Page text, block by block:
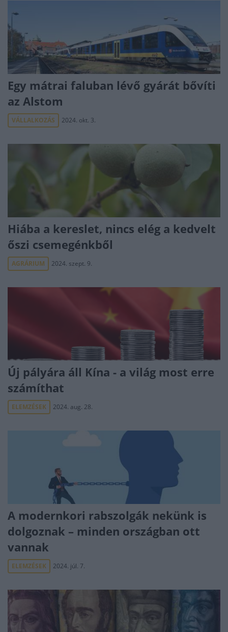
Egy mátrai faluban lévő gyárát bővíti
az Alstom
VÁLLALKOZÁS 2024. okt. 3.
Hiába a kereslet, nincs elég a kedvelt
őszi csemegénkből
AGRÁRIUM 2024. szept. 9.
Új pályára áll Kína - a világ most erre
számíthat
ELEMZÉSEK 2024. aug. 28.
A modernkori rabszolgák nekünk is
dolgoznak – minden országban ott
vannak
ELEMZÉSEK 2024. júl. 7.